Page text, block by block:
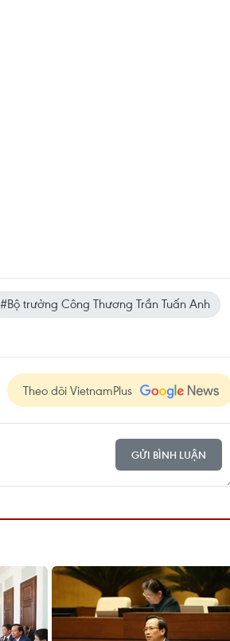
#Bộ trưởng Công Thương Trần Tuấn Anh
Theo dõi VietnamPlus
GỬI BÌNH LUẬN